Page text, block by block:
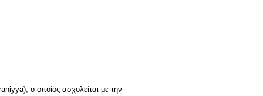
ο οποίος ασχολείται με την